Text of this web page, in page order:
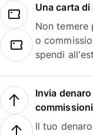
Una carta
Non temere
o
spendi
Invia
commissioni
Il tuo